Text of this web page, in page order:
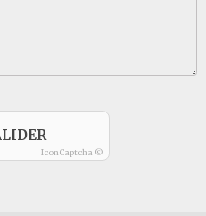
IconCaptcha ©